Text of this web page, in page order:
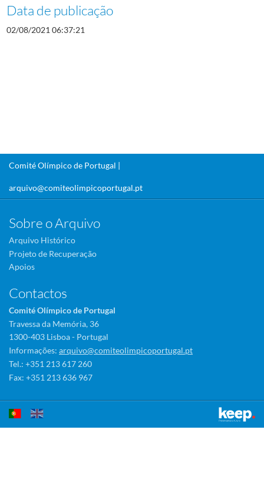
Data de publicação
02/08/2021 06:37:21
Comité Olímpico de Portugal |
arquivo@comiteolimpicoportugal.pt
Sobre o Arquivo
Arquivo Histórico
Projeto de Recuperação
Apoios
Contactos
Comité Olímpico de Portugal
Travessa da Memória, 36
1300-403 Lisboa - Portugal
Informações: arquivo@comiteolimpicoportugal.pt
Tel.: +351 213 617 260
Fax: +351 213 636 967